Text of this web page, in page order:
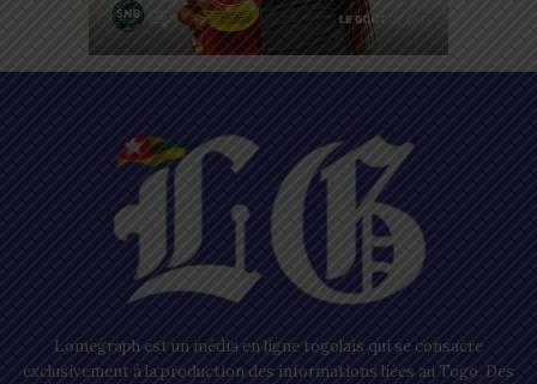
Lomegraph est un média en ligne togolais qui se consacre
exclusivement à la production des informations liées au Togo. Des